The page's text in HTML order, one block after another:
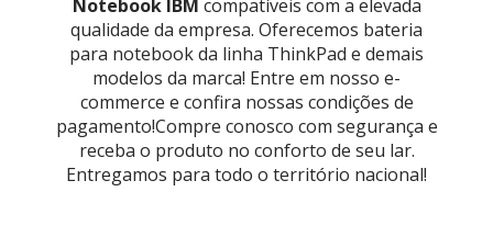
Notebook IBM compatíveis com a elevada
qualidade da empresa. Oferecemos bateria
para notebook da linha ThinkPad e demais
modelos da marca! Entre em nosso e-
commerce e confira nossas condições de
pagamento!Compre conosco com segurança e
receba o produto no conforto de seu lar.
Entregamos para todo o território nacional!